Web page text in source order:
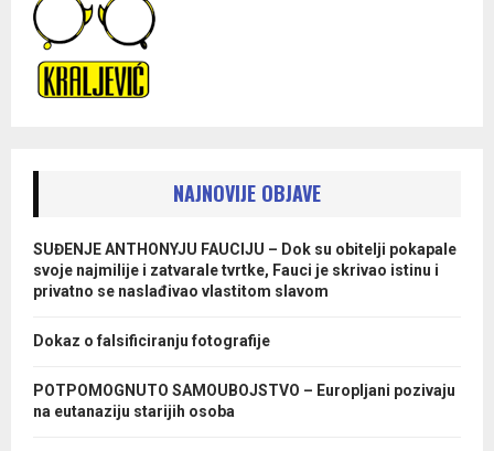
NAJNOVIJE OBJAVE
SUĐENJE ANTHONYJU FAUCIJU – Dok su obitelji pokapale
svoje najmilije i zatvarale tvrtke, Fauci je skrivao istinu i
privatno se naslađivao vlastitom slavom
Dokaz o falsificiranju fotografije
POTPOMOGNUTO SAMOUBOJSTVO – Europljani pozivaju
na eutanaziju starijih osoba